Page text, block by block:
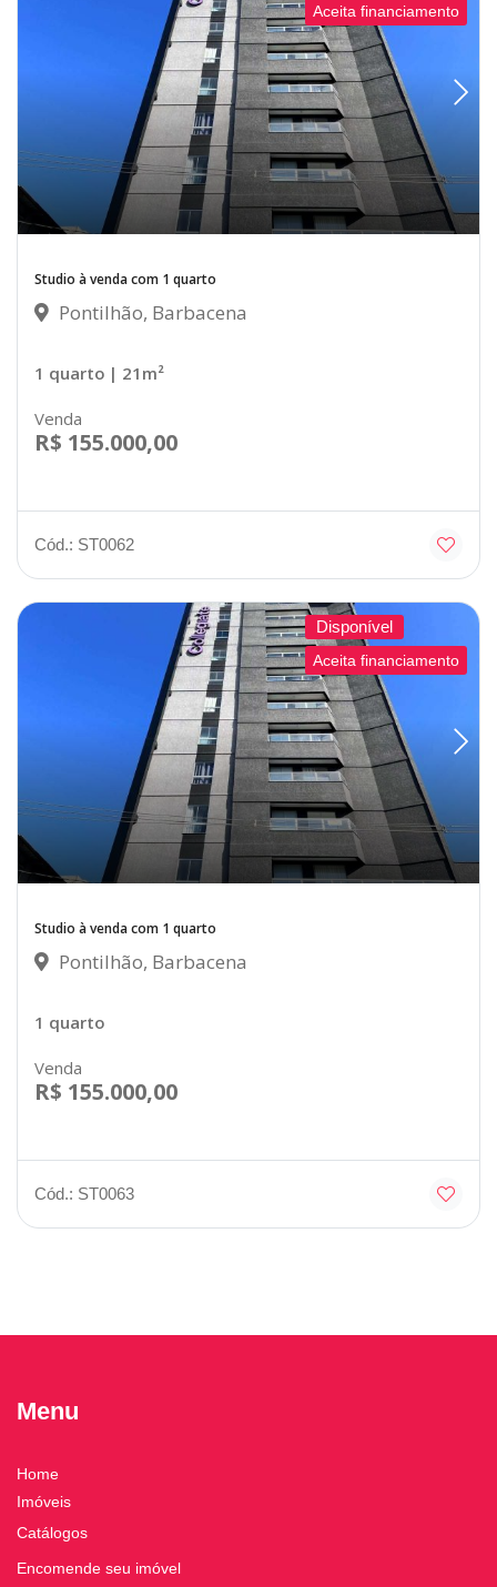
Aceita financiamento
Studio à venda com 1 quarto
Pontilhão, Barbacena
1 quarto | 21m²
Venda
R$ 155.000,00
Cód.: ST0062
Disponível
Aceita financiamento
Studio à venda com 1 quarto
Pontilhão, Barbacena
1 quarto
Venda
R$ 155.000,00
Cód.: ST0063
Menu
Home
Imóveis
Catálogos
Encomende seu imóvel